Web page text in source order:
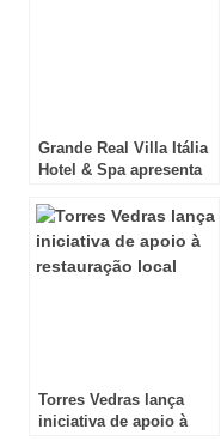
Grande Real Villa Itália
Hotel & Spa apresenta
Caça” — três dias de
luxo gastronómico em
Torres Vedras lança
iniciativa de apoio à